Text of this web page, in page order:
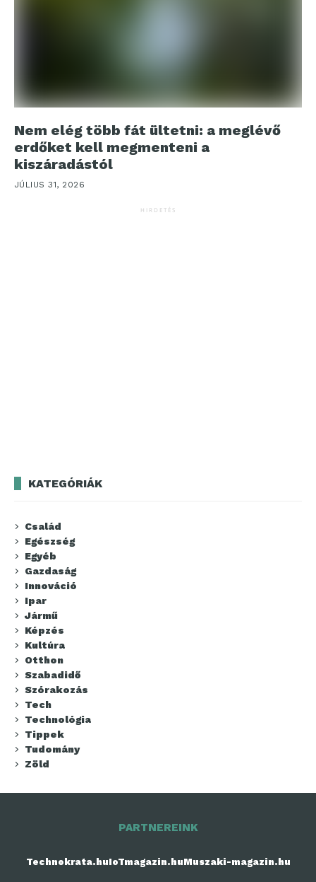
Nem elég több fát ültetni: a meglévő
erdőket kell megmenteni a
kiszáradástól
JÚLIUS 31, 2026
HIRDETÉS
KATEGÓRIÁK
Család
Egészség
Egyéb
Gazdaság
Innováció
Ipar
Jármű
Képzés
Kultúra
Otthon
Szabadidő
Szórakozás
Tech
Technológia
Tippek
Tudomány
Zöld
PARTNEREINK
Technokrata.huIoTmagazin.huMuszaki-magazin.hu